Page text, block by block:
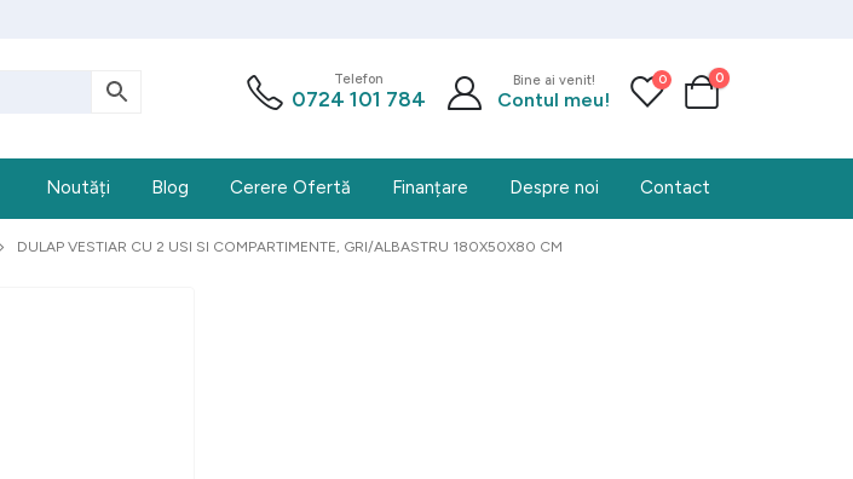
Telefon
0724 101 784
Bine ai venit!
Contul meu!
0 0
Noutăți Blog Cerere Ofertă Finanțare Despre noi Contact
DULAP VESTIAR CU 2 USI SI COMPARTIMENTE, GRI/ALBASTRU 180X50X80 CM